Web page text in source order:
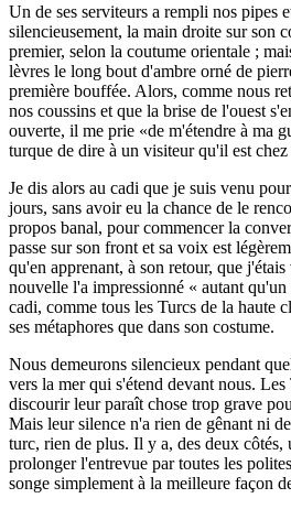
Un de ses serviteurs a rempli nos pipes
silencieusement, la main droite sur son
premier, selon la coutume orientale ;
lèvres le long bout d'ambre orné de
première bouffée. Alors, comme nous
nos coussins et que la brise de l'ouest
ouverte, il me prie «de m'étendre à ma
turque de dire à un visiteur qu'il est
Je dis alors au cadi que je suis venu
jours, sans avoir eu la chance de le
propos banal, pour commencer la
passe sur son front et sa voix est
qu'en apprenant, à son retour, que j'étais
nouvelle l'a impressionné « autant
cadi, comme tous les Turcs de la haute
ses métaphores que dans son costume.
Nous demeurons silencieux pendant
vers la mer qui s'étend devant nous. Les
discourir leur paraît chose trop grave
Mais leur silence n'a rien de gênant ni
turc, rien de plus. Il y a, des deux côtés,
prolonger l'entrevue par toutes les
songe simplement à la meilleure façon